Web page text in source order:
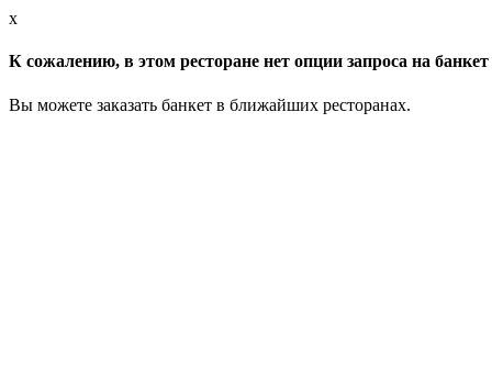
x
К сожалению, в этом ресторане нет опции запроса на
Вы можете заказать банкет в ближайших ресторанах.